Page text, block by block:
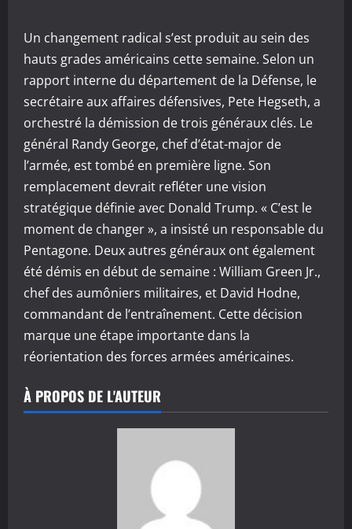
Un changement radical s’est produit au sein des
hauts grades américains cette semaine. Selon un
rapport interne du département de la Défense, le
secrétaire aux affaires défensives, Pete Hegseth, a
orchestré la démission de trois généraux clés. Le
général Randy George, chef d’état-major de
l’armée, est tombé en première ligne. Son
remplacement devrait refléter une vision
stratégique définie avec Donald Trump. « C’est le
moment de changer », a insisté un responsable du
Pentagone. Deux autres généraux ont également
été démis en début de semaine : William Green Jr.,
chef des aumôniers militaires, et David Hodne,
commandant de l’entraînement. Cette décision
marque une étape importante dans la
réorientation des forces armées américaines.
À PROPOS DE L'AUTEUR